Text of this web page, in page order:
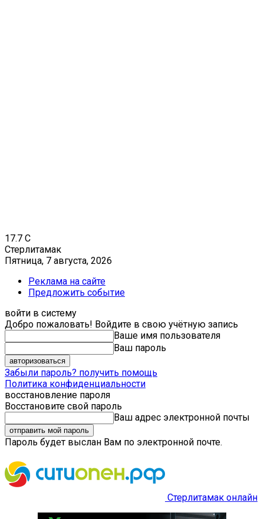
17.7 C
Стерлитамак
Пятница, 7 августа, 2026
Реклама на сайте
Предложить событие
войти в систему
Добро пожаловать! Войдите в свою учётную запись
Ваше имя пользователя
Ваш пароль
Забыли пароль? получить помощь
Политика конфиденциальности
восстановление пароля
Восстановите свой пароль
Ваш адрес электронной почты
Пароль будет выслан Вам по электронной почте.
Стерлитамак онлайн